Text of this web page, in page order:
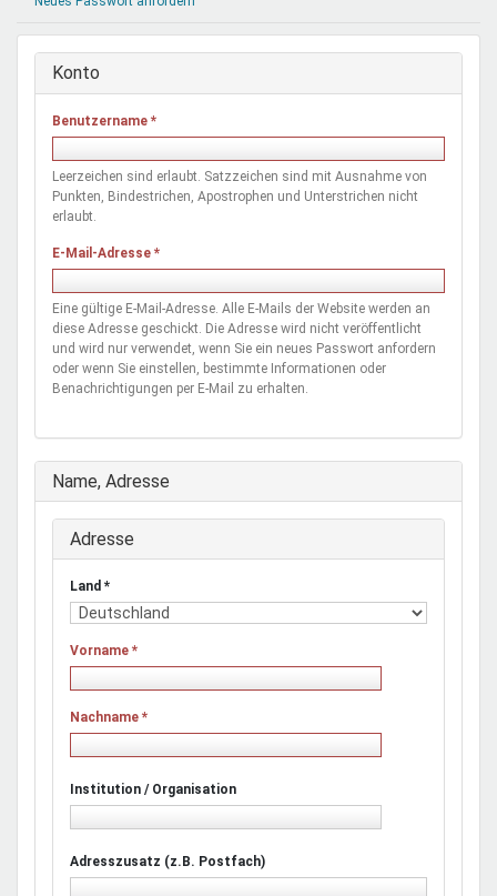
Schule & Beruf
Demokratie & Beteiligung
Konto
Benutzername *
Leerzeichen sind erlaubt. Satzzeichen sind mit Ausnahme von
Punkten, Bindestrichen, Apostrophen und Unterstrichen nicht
erlaubt.
E-Mail-Adresse *
Eine gültige E-Mail-Adresse. Alle E-Mails der Website werden an
diese Adresse geschickt. Die Adresse wird nicht veröffentlicht
und wird nur verwendet, wenn Sie ein neues Passwort anfordern
oder wenn Sie einstellen, bestimmte Informationen oder
Benachrichtigungen per E-Mail zu erhalten.
Ausblenden
Name, Adresse
Adresse
Land *
Vorname *
Nachname *
Institution / Organisation
Adresszusatz (z.B. Postfach)